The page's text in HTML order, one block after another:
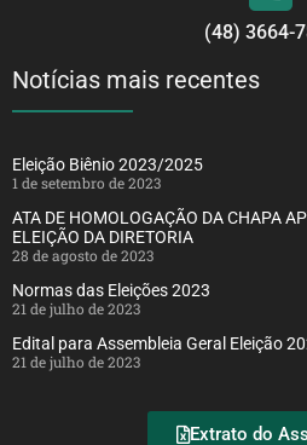
(48) 3664-
Notícias mais recentes
Eleição Biênio 2023/2025
1 de setembro de 2023
ATA DE HOMOLOGAÇÃO DA CHAPA
ELEIÇÃO DA DIRETORIA
28 de agosto de 2023
Normas das Eleições 2023
21 de julho de 2023
Edital para Assembleia Geral Eleição
21 de julho de 2023
Extrato do